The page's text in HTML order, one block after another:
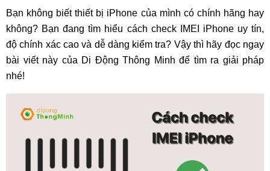
Bạn không biết thiết bị iPhone của mình có chính hãng hay
không? Bạn đang tìm hiểu cách check IMEI iPhone uy tín,
độ chính xác cao và dễ dàng kiểm tra? Vậy thì hãy đọc ngay
bài viết này của Di Động Thông Minh để tìm ra giải pháp
nhé!